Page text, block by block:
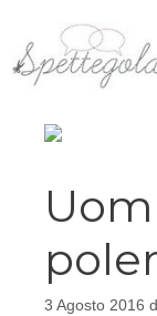
contenuto
3 Agosto 2016